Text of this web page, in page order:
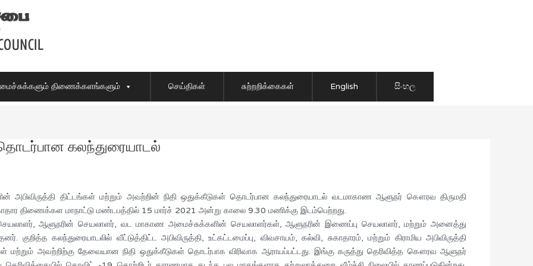
திணைக்களங்களும் செய்திகள் சுற்றறிக்கைகள் English සිංහල
தொடர்பான கலந்துரையாடல்
திட்டங்கள் மற்றும் அவற்றின் நிதி ஒதுக்கீடுகள் தொடர்பான கலந்துரையாடல் வடமாகாண ஆளுநர் கௌரவ திருமதி
திணைக்கள மாநாட்டு மண்டபத்தில் 15 மார்ச் 2021 அன்று காலை 9.30 மணிக்கு இடம்பெற்றது.
ஆளுநரின் செயலாளர், வட மாகாண அமைச்சுக்களின் செயலாளர்கள், ஆளுநரின் இணைப்பு செயலாளர், மற்றும் அனைத்து
கலந்துரையாடலில் வீட்டுத்திட்ட அபிவிருத்தி, உட்கட்டமைப்பு, விவசாயம், கல்வி, சுகாதாரம், மற்றும் கிராமிய அபிவிருத்தி
மற்றும் அவற்றிற்கு தேவையான நிதி ஒதுக்கீடுகள் தொடர்பாக விரிவாக ஆராயப்பட்டது. இங்கு கருத்து தெரிவித்த கௌரவ ஆளுநர்